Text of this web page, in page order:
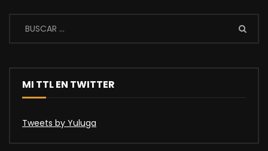
MI TTL EN TWITTER
Tweets by Yuluga